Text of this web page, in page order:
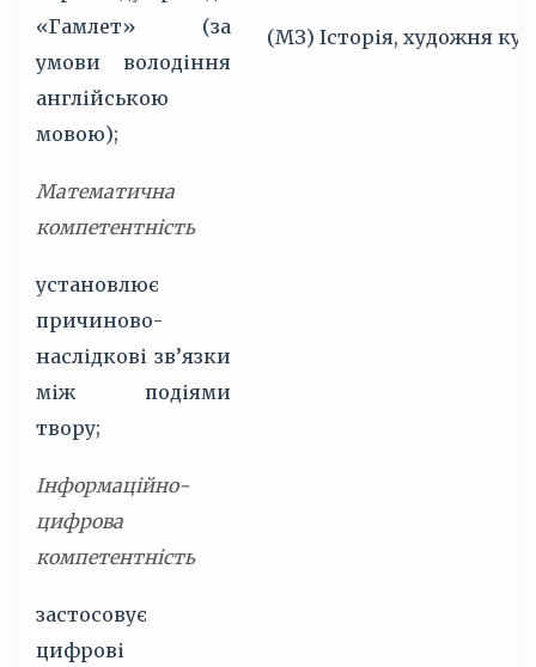
«Гамлет» (за
умови володіння
англійською
мовою);
Математична
компетентність
установлює
причиново-
наслідкові зв’язки
між подіями
твору;
Інформаційно-
цифрова
компетентність
застосовує
цифрові
(МЗ) Історія, художня